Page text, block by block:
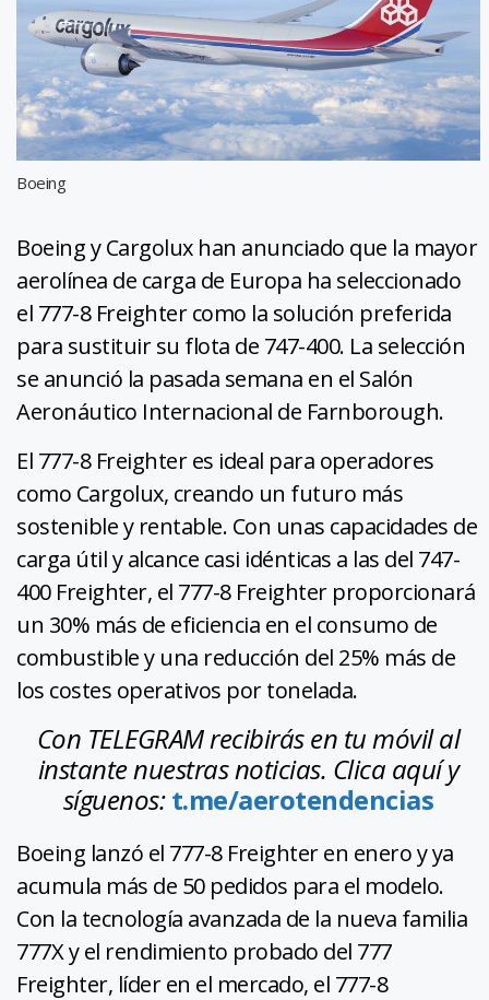
Boeing
Boeing y Cargolux han anunciado que la mayor
aerolínea de carga de Europa ha seleccionado
el 777-8 Freighter como la solución preferida
para sustituir su flota de 747-400. La selección
se anunció la pasada semana en el Salón
Aeronáutico Internacional de Farnborough.
El 777-8 Freighter es ideal para operadores
como Cargolux, creando un futuro más
sostenible y rentable. Con unas capacidades de
carga útil y alcance casi idénticas a las del 747-
400 Freighter, el 777-8 Freighter proporcionará
un 30% más de eficiencia en el consumo de
combustible y una reducción del 25% más de
los costes operativos por tonelada.
Con TELEGRAM recibirás en tu móvil al
instante nuestras noticias. Clica aquí y
síguenos: t.me/aerotendencias
Boeing lanzó el 777-8 Freighter en enero y ya
acumula más de 50 pedidos para el modelo.
Con la tecnología avanzada de la nueva familia
777X y el rendimiento probado del 777
Freighter, líder en el mercado, el 777-8